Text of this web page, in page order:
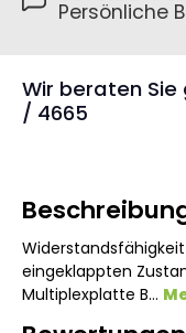
Persönliche
Wir beraten Sie
/ 4665
eingeklappten
Multiplexplatte B…